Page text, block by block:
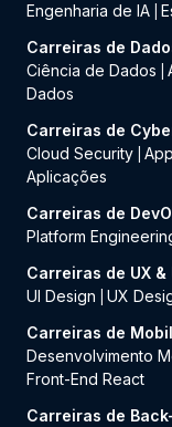
Engenharia de IA
Carreiras de
Ciência de Dados
Dados
Carreiras de
Cloud Security
Aplicações
Carreiras de
Platform
Carreiras de UX &
UI Design
UX
Carreiras de
Desenvolvimento
Front-End React
Carreiras de